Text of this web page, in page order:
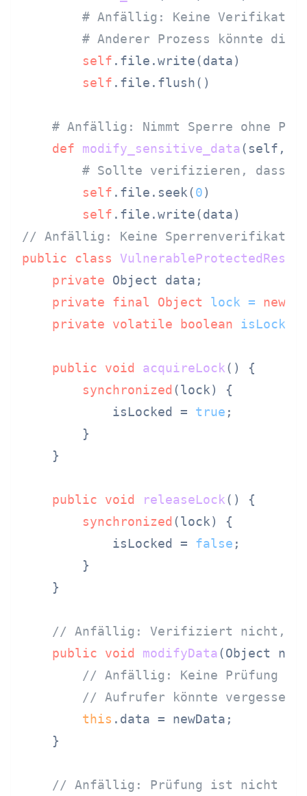
# Anfällig: Keine
# Anderer Prozess könnte die
self .file.write(data)
self .file.flush()
# Anfällig: Nimmt Sperre ohne
def
modify_sensitive_data( self,
# Sollte verifizieren, dass
self .file.seek(0)
self
// Anfällig: Keine Sperrenverifikation
public
class
private Object data;
private
final Object lock = new
private
volatile boolean isLocked
public void acquireLock()
{
synchronized (lock) {
            isLocked =
true ;
        }
    }
public void releaseLock()
{
synchronized (lock) {
            isLocked =
false ;
        }
    }
// Anfällig: Verifiziert nicht,
public
void modifyData(Object
// Anfällig: Keine Prüfung für
// Aufrufer könnte vergessen
this .data = newData;
    }
// Anfällig: Prüfung ist nicht